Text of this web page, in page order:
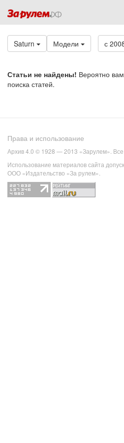
Saturn Модели с
Статьи не найдены! Вероятно
поиска статей.
Права и использование
Архив 4.0 © 1928 — 2013 «Зарулем».
Использование материалов сайта
ООО «Издательство «За рулем».